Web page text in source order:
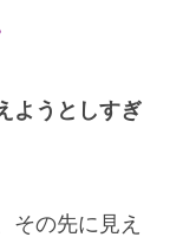
ようとしすぎ
その先に見え